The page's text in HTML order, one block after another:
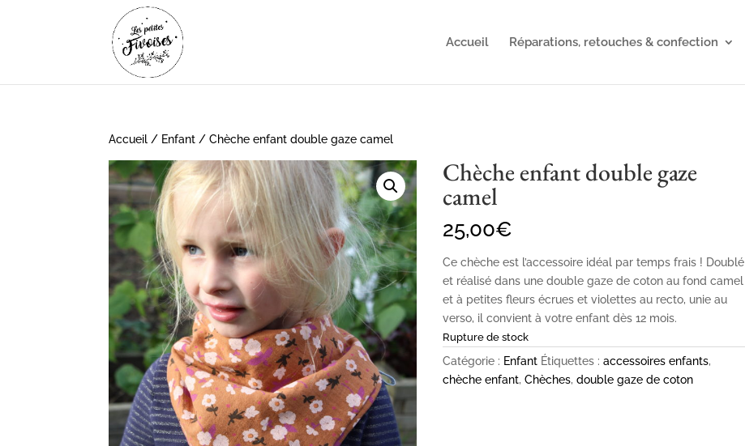
Accueil Réparations, retouches & confection
Accueil / Enfant / Chèche enfant double gaze camel
Chèche enfant double gaze
camel
25,00€
Ce chèche est l’accessoire idéal par temps frais ! Doublé
et réalisé dans une double gaze de coton au fond camel
et à petites fleurs écrues et violettes au recto, unie au
verso, il convient à votre enfant dès 12 mois.
Rupture de stock
Catégorie : Enfant Étiquettes :accessoires enfants,
chèche enfant,Chèches,double gaze de coton